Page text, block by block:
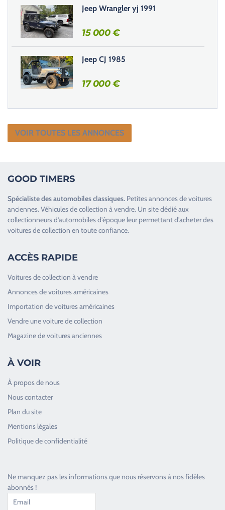
e
.
Jeep Wrangler yj 1991
15 000€
Jeep CJ 1985
17 000€
VOIR TOUTES LES ANNONCES
GOOD TIMERS
Spécialiste desautomobiles classiques. Petites annonces devoitures
anciennes.Véhicules de collection à vendre. Un site dédié aux
collectionneurs d’automobiles d’époque leur permettant d’acheter des
voitures de collection en toute confiance.
ACCÈS RAPIDE
Voitures de collection à vendre
Annonces de voitures américaines
Importation de voitures américaines
Vendre une voiture de collection
Magazine de voitures anciennes
À VOIR
À propos de nous
Nous contacter
Plan du site
Mentions légales
Politique de confidentialité
Ne manquez pas les informations que nous réservons à nos fidèles
abonnés !
Toujours heureux d'aider les passionnés